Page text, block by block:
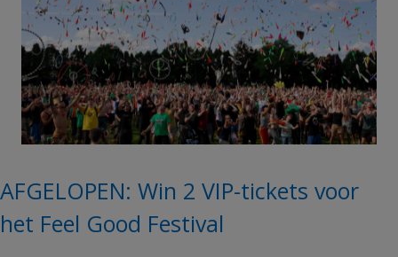
AFGELOPEN: Win 2 VIP-tickets voor
het Feel Good Festival